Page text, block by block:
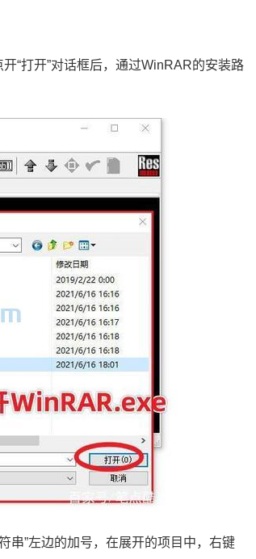
“打开”对话框后，通过WinRAR的安装路
串”左边的加号，在展开的项目中，右键